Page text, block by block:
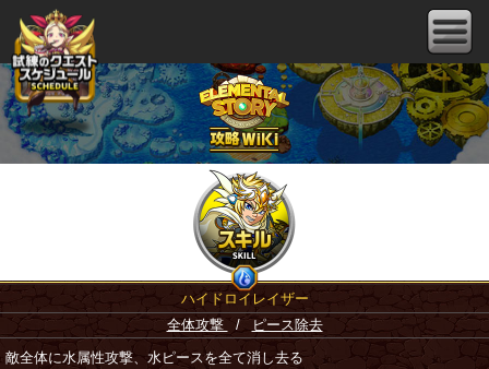
ハイドロイレイザー
全体攻撃
/
ピース除去
敵全体に水属性攻撃、水ピースを全て消し去る